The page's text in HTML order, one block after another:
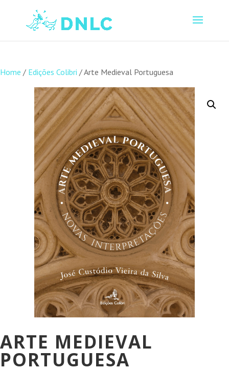
Home / Edições Colibri / Arte Medieval Portuguesa
ARTE MEDIEVAL
PORTUGUESA